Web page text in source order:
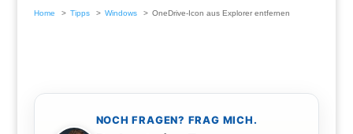
Home Tipps Windows OneDrive-Icon aus Explorer entfernen
NOCH FRAGEN? FRAG MICH.